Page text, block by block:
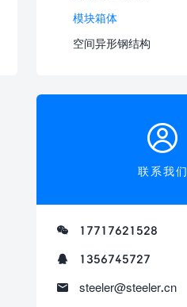
模块箱体
空间异形钢结构

联系我们
 17717621528
 1356745727
 steeler@steeler.cn